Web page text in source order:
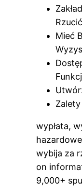
Mieć
wypłata,
wybija za
on
9,000+